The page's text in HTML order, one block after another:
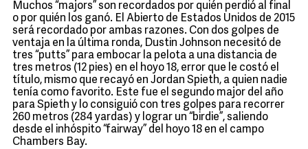
Muchos “majors” son recordados por quién perdió al final
o por quién los ganó. El Abierto de Estados Unidos de 2015
será recordado por ambas razones. Con dos golpes de
ventaja en la última ronda, Dustin Johnson necesitó de
tres “putts” para embocar la pelota a una distancia de
tres metros (12 pies) en el hoyo 18, error que le costó el
título, mismo que recayó en Jordan Spieth, a quien nadie
tenía como favorito. Este fue el segundo major del año
para Spieth y lo consiguió con tres golpes para recorrer
260 metros (284 yardas) y lograr un “birdie”, saliendo
desde el inhóspito “fairway” del hoyo 18 en el campo
Chambers Bay.